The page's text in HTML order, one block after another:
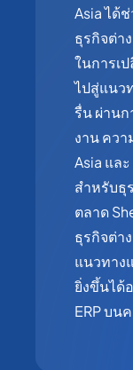
Asia ได้
ธุรกิจต่า
ในการเ
ไปสู่แนว
รื่น ผ่านก
งาน คว
Asia แล
สำหรับธุ
ตลาด
ธุรกิจต่า
แนวทาง
ยิ่งขึ้นได้
ERP บน